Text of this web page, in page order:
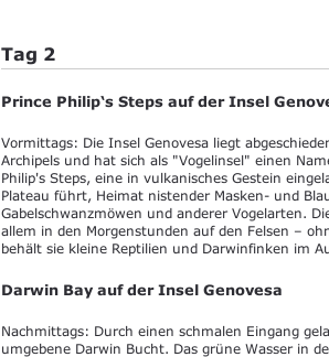
Tag 2
Prince Philip‘s Steps auf der Insel
Vormittags: Die Insel Genovesa liegt
Archipels und hat sich als "Vogelinsel" einen
Philip's Steps, eine in vulkanisches Gestein
Plateau führt, Heimat nistender Masken- und
Gabelschwanzmöwen und anderer Vogelarten.
allem in den Morgenstunden auf den Felsen –
behält sie kleine Reptilien und Darwinfinken im
Darwin Bay auf der Insel Genovesa
Nachmittags: Durch einen schmalen Eingang
umgebene Darwin Bucht. Das grüne Wasser in